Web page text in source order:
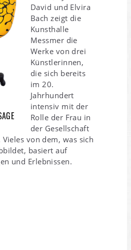
David und Elvira
Bach zeigt die
Kunsthalle
Messmer die
Werke von drei
Künstlerinnen,
die sich bereits
im 20.
Jahrhundert
intensiv mit der
Rolle der Frau in
der Gesellschaft
von dem, was sich
basiert auf
und Erlebnissen.